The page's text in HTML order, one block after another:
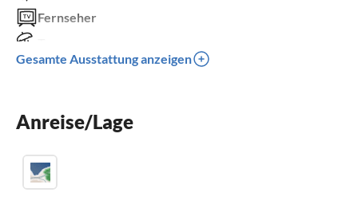
Fernseher
Parkplatz
Klimaanlage
Gesamte Ausstattung anzeigen
Anreise/Lage